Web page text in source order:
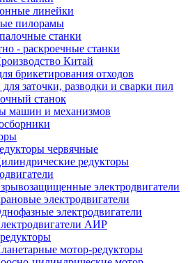
линейки
пилорамы
станки
- раскроечные станки
Китай
брикетирования отходов
заточки, разводки и сварки пил
станок
машин и механизмов
червячные
редукторы
электродвигатели
электродвигатели
электродвигатели
АИР
мотор-редукторы